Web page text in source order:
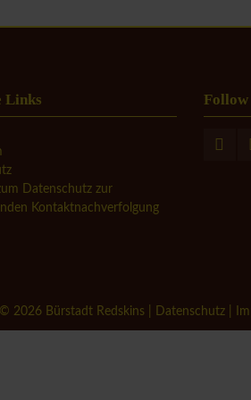
Links
Datenschutz zur
Kontaktnachverfolgung
Follow
2026 Bürstadt Redskins | Datenschutz